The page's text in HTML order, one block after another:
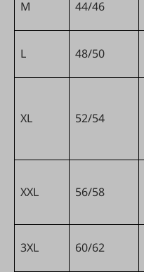
M 44/46
L 48/50
XL 52/54
XXL 56/58
3XL 60/62